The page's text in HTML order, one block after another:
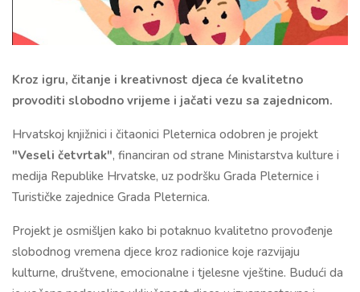
Kroz igru, čitanje i kreativnost djeca će kvalitetno
provoditi slobodno vrijeme i jačati vezu sa zajednicom.
Hrvatskoj knjižnici i čitaonici Pleternica odobren je projekt
"Veseli četvrtak", financiran od strane Ministarstva kulture i
medija Republike Hrvatske, uz podršku Grada Pleternice i
Turističke zajednice Grada Pleternica.
Projekt je osmišljen kako bi potaknuo kvalitetno provođenje
slobodnog vremena djece kroz radionice koje razvijaju
kulturne, društvene, emocionalne i tjelesne vještine. Budući da